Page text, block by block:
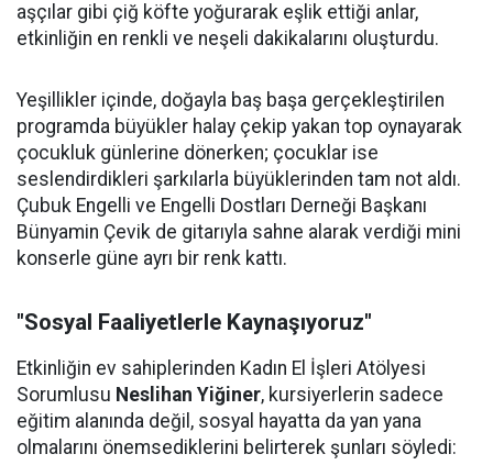
aşçılar gibi çiğ köfte yoğurarak eşlik ettiği anlar,
etkinliğin en renkli ve neşeli dakikalarını oluşturdu.
Yeşillikler içinde, doğayla baş başa gerçekleştirilen
programda büyükler halay çekip yakan top oynayarak
çocukluk günlerine dönerken; çocuklar ise
seslendirdikleri şarkılarla büyüklerinden tam not aldı.
Çubuk Engelli ve Engelli Dostları Derneği Başkanı
Bünyamin Çevik de gitarıyla sahne alarak verdiği mini
konserle güne ayrı bir renk kattı.
"Sosyal Faaliyetlerle Kaynaşıyoruz"
Etkinliğin ev sahiplerinden Kadın El İşleri Atölyesi
Sorumlusu Neslihan Yiğiner, kursiyerlerin sadece
eğitim alanında değil, sosyal hayatta da yan yana
olmalarını önemsediklerini belirterek şunları söyledi: